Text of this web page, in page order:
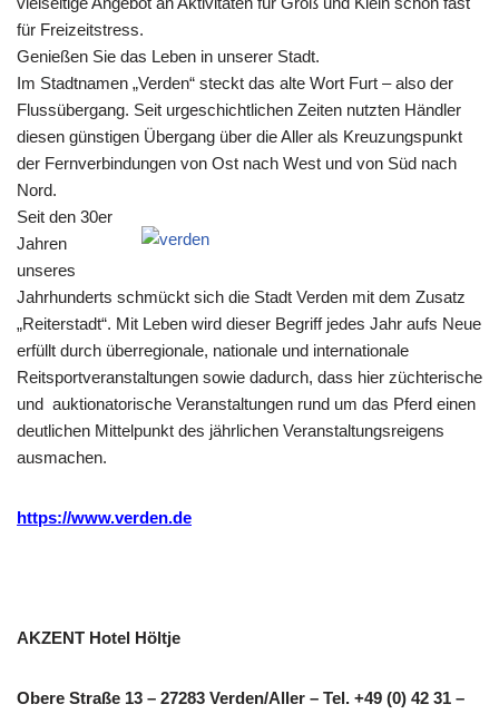
für Freizeitstress.
Genießen Sie das Leben in unserer Stadt.
Im Stadtnamen „Verden“ steckt das alte Wort Furt – also der
Flussübergang. Seit urgeschichtlichen Zeiten nutzten Händler
diesen günstigen Übergang über die Aller als Kreuzungspunkt
der Fernverbindungen von Ost nach West und von Süd nach
Nord.
Seit den 30er
Jahren
unseres
Jahrhunderts schmückt sich die Stadt Verden mit dem Zusatz
„Reiterstadt“. Mit Leben wird dieser Begriff jedes Jahr aufs Neue
erfüllt durch überregionale, nationale und internationale
Reitsportveranstaltungen sowie dadurch, dass hier züchterische
und auktionatorische Veranstaltungen rund um das Pferd einen
deutlichen Mittelpunkt des jährlichen Veranstaltungsreigens
ausmachen.
https://www.verden.de
AKZENT Hotel Höltje
Obere Straße 13 – 27283 Verden/Aller – Tel. +49 (0) 42 31 –